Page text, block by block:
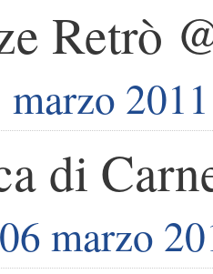
Retrò
2011
di
marzo